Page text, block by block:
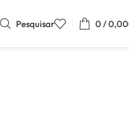
Pesquisar 0/0,00